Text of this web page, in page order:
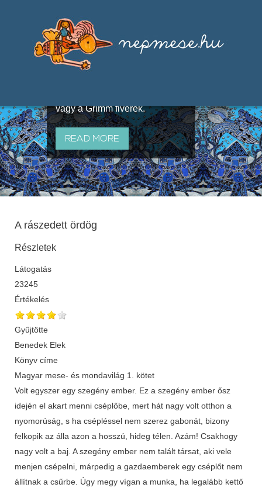
útján terjedő elbeszélésekből,
melyeket olyan ismert gyűjtők
állítottak össze, mint Benedek
vagy a Grimm fivérek.
READ MORE
A rászedett ördög
Részletek
Látogatás
23245
Értékelés
Gyűjtötte
Benedek Elek
Könyv címe
Magyar mese- és mondavilág 1. kötet
Volt egyszer egy szegény ember. Ez a szegény ember ősz
idején el akart menni cséplőbe, mert hát nagy volt otthon a
nyomorúság, s ha csépléssel nem szerez gabonát, bizony
felkopik az álla azon a hosszú, hideg télen. Azám! Csakhogy
nagy volt a baj. A szegény ember nem talált társat, aki vele
menjen csépelni, márpedig a gazdaemberek egy cséplőt nem
állítnak a csűrbe. Úgy megy vígan a munka, ha legalább kettő